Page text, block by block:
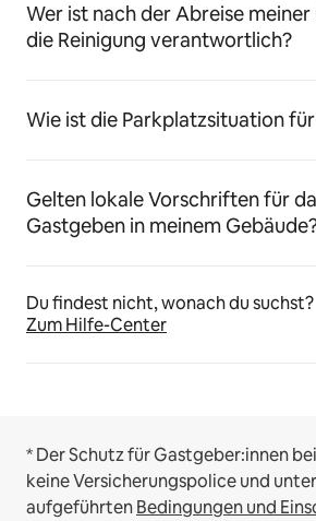
Wer ist nach der Abreise
die Reinigung verantwortlich?
Wie ist die Parkplatzsituation
Gelten lokale Vorschriften für
Gastgeben in meinem
Du findest nicht, wonach du suchst?
Zum Hilfe-Center
* Der Schutz für Gastgeber:innen
keine Versicherungspolice und
aufgeführtenBedingungen und